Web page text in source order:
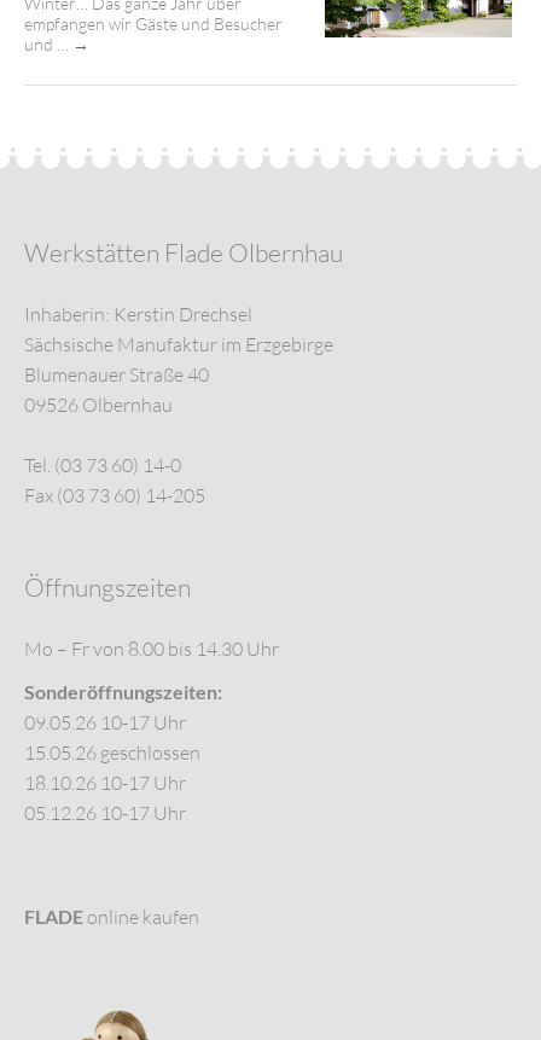
empfangen wir Gäste und Besucher
und …
→
Werkstätten Flade Olbernhau
Inhaberin: Kerstin Drechsel
Sächsische Manufaktur im Erzgebirge
Blumenauer Straße 40
09526 Olbernhau
Tel. (03 73 60) 14-0
Fax (03 73 60) 14-205
Öffnungszeiten
Mo – Fr von 8.00 bis 14.30 Uhr
Sonderöffnungszeiten:
09.05.26 10-17 Uhr
15.05.26 geschlossen
18.10.26 10-17 Uhr
05.12.26 10-17 Uhr
FLADE online kaufen